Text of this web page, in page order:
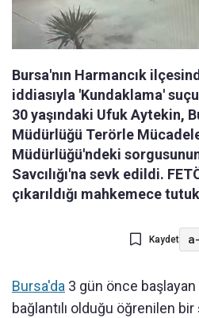
Bursa'nın Harmancık
iddiasıyla 'Kundaklama'
30 yaşındaki Ufuk Aytekin,
Müdürlüğü Terörle
Müdürlüğü'ndeki
Savcılığı'na sevk edildi.
çıkarıldığı mahkemece
Kaydet a-
Bursa'da 3 gün önce başlayan
bağlantılı olduğu öğrenilen